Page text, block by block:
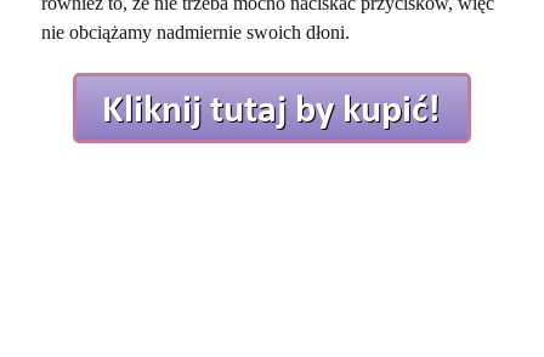
nie obciążamy nadmiernie swoich dłoni.